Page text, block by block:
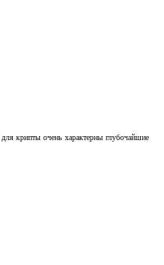
крипты очень характерны глубочайшие